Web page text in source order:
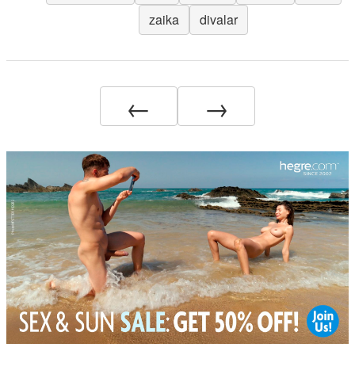
zaika
divalar
← →